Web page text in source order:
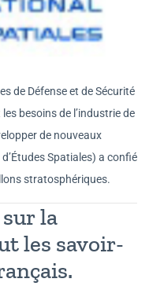
de Défense et de Sécurité
besoins de l’industrie de
de nouveaux
Spatiales) a confié
stratosphériques.
la
les savoir-